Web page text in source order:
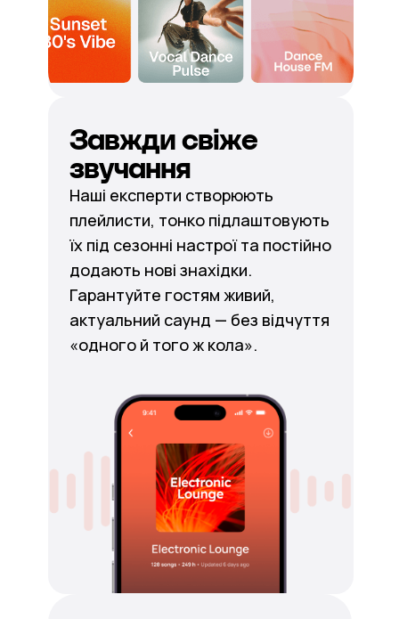
Завжди свіже
звучання
Наші експерти створюють
плейлисти, тонко підлаштовують
їх під сезонні настрої та постійно
додають нові знахідки.
Гарантуйте гостям живий,
актуальний саунд — без відчуття
«одного й того ж кола».